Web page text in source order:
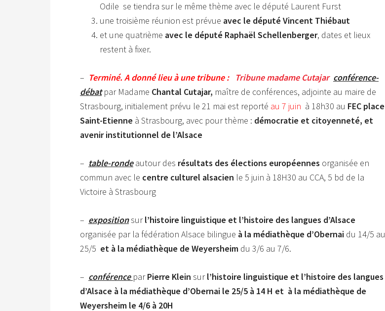
Odile se tiendra sur le même thème avec le député Laurent Furst
une troisième réunion est prévue avec le député Vincent Thiébaut
et une quatrième avec le député Raphaël Schellenberger, dates et lieux
restent à fixer.
– Terminé. A donné lieu à une tribune : Tribune madame Cutajar conférence-
débatpar Madame Chantal Cutajar, maître de conférences, adjointe au maire de
Strasbourg, initialement prévu le 21 mai est reporté au 7 juin à 18h30 au FEC place
Saint-Etienne à Strasbourg, avec pour thème : démocratie et citoyenneté, et
avenir institutionnel de l’Alsace
– table-rondeautour des résultats des élections européennes organisée en
commun avec le centre culturel alsacien le 5 juin à 18H30 au CCA, 5 bd de la
Victoire à Strasbourg
– expositionsurl’histoire linguistique et l’histoire des langues d’Alsace
organisée par la fédération Alsace bilingue à la médiathèque d’Obernai du 14/5 au
25/5 et à la médiathèque de Weyersheim du 3/6 au 7/6.
– conférence parPierre Klein surl’histoire linguistique et l’histoire des langues
d’Alsace à la médiathèque d’Obernai le 25/5 à 14 H et à la médiathèque de
Weyersheim le 4/6 à 20H